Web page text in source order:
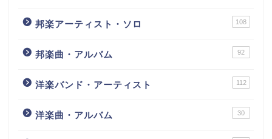
邦楽アーティスト・ソロ 108
邦楽曲・アルバム 92
洋楽バンド・アーティスト 112
洋楽曲・アルバム 30